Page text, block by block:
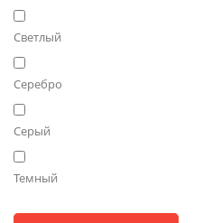
Светлый
Серебро
Серый
Темный